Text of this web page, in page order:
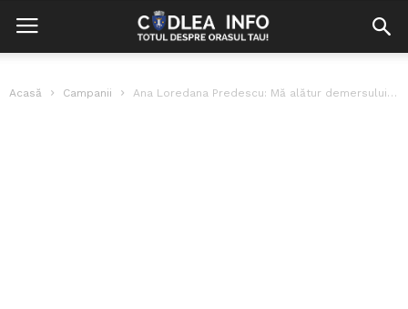
Acasă Campanii Ana Loredana Predescu: Mă alătur demersului Give Credit